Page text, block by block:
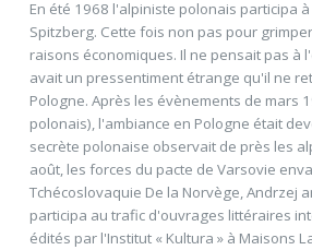
En été 1968 l'alpiniste polonais participa
Spitzberg. Cette fois non pas pour
raisons économiques. Il ne pensait pas à
avait un pressentiment étrange qu'il ne
Pologne. Après les évènements de mars
polonais), l'ambiance en Pologne était
secrète polonaise observait de près les
août, les forces du pacte de Varsovie
Tchécoslovaquie De la Norvège, Andrzej
participa au trafic d'ouvrages littéraires
édités par l'Institut « Kultura » à Maisons